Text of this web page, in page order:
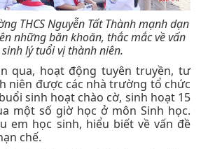
THCS Nguyễn Tất Thành mạnh dạn
những băn khoăn, thắc mắc về vấn
lý tuổi vị thành niên.
qua, hoạt động tuyên truyền, tư
niên được các nhà trường tổ chức
sinh hoạt chào cờ, sinh hoạt 15
một số giờ học ở môn Sinh học.
em học sinh, hiểu biết về vấn đề
chế.